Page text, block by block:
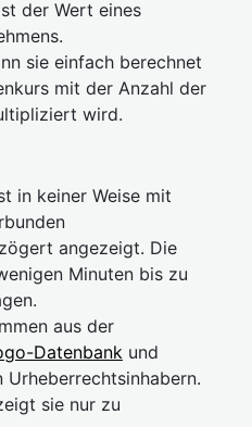
der Wert eines
sie einfach berechnet
mit der Anzahl der
wird.
in keiner Weise mit
angezeigt. Die
Minuten bis zu
aus der
Datenbank und
sie nur zu